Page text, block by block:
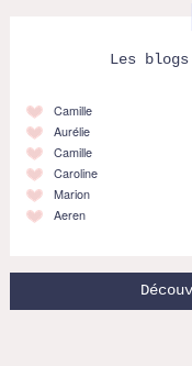
Les
Camille
Aurélie
Camille
Caroline
Marion
Aeren